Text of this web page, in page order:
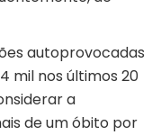
autoprovocadas
mil nos últimos 20
a
de um óbito por